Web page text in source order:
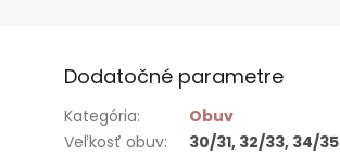
Dodatočné parametre
Kategória:
Obuv
Veľkosť obuv:
30/31, 32/33, 34/35